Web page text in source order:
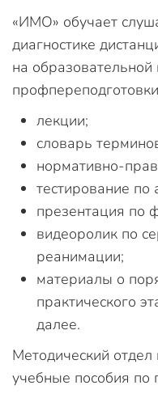
«ИМО» обучает
диагностике
на
лекции;
словарь
нормативно-
тестирование по
презентация по
видеоролик по
реанимации;
материалы о
практического
далее.
Методический отдел
учебные пособия по